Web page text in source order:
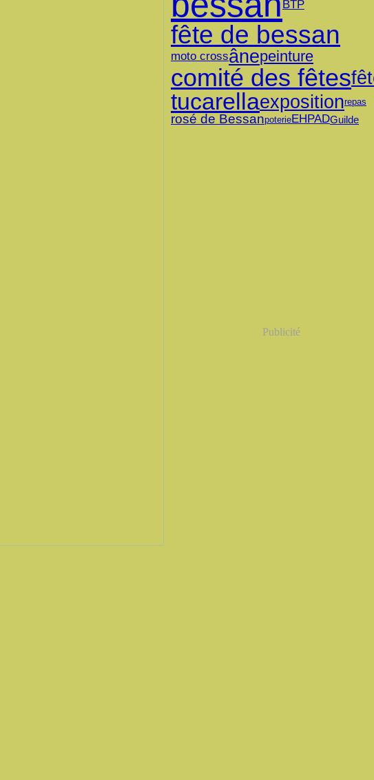
BTP
fête de bessan
moto crossânepeinture
comité des fêtes
tucarellaexpositionrepas
rosé de BessanpoterieEHPADGuilde
Publicité